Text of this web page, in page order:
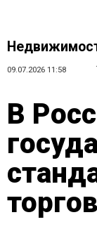
09.07.2026 11:58
В